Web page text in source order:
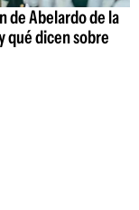
de Abelardo de la
qué dicen sobre